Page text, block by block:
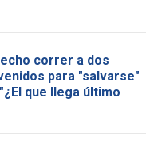
correr a dos
para "salvarse"
que llega último